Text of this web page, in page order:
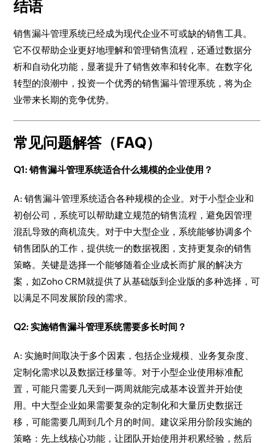
结语
销售漏斗管理系统已经成为现代企业不可或缺的销售工具。
它不仅帮助企业更好地理解和管理销售流程，还通过数据分
析和自动化功能，显著提升了销售效率和转化率。在数字化
转型的浪潮中，投资一个优秀的销售漏斗管理系统，将为企
业带来长期的竞争优势。
常见问题解答（FAQ）
Q1: 销售漏斗管理系统适合什么规模的企业使用？
A: 销售漏斗管理系统适合各种规模的企业。对于小型企业和
初创公司，系统可以帮助建立规范的销售流程，避免因管理
混乱导致的商机流失。对于中大型企业，系统能够协调多个
销售团队的工作，提供统一的数据视图，支持更复杂的销售
策略。关键是选择一个能够随着企业成长而扩展的解决方
案，如Zoho CRM就提供了从基础版到企业版的多种选择，可
以满足不同发展阶段的需求。
Q2: 实施销售漏斗管理系统需要多长时间？
A: 实施时间取决于多个因素，包括企业规模、业务复杂度、
定制化需求以及数据迁移量等。对于小型企业使用标准配
置，可能只需要几天到一两周就能完成基本设置并开始使
用。中大型企业如果需要复杂的定制化和大量历史数据迁
移，可能需要几周到几个月的时间。建议采用分阶段实施的
策略：先上线核心功能，让团队开始使用并积累经验，然后